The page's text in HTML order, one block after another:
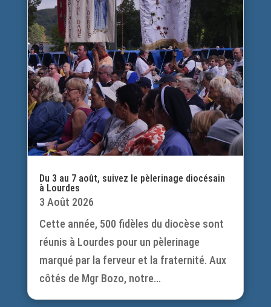
Du 3 au 7 août, suivez le pèlerinage diocésain
à Lourdes
3 Août 2026
Cette année, 500 fidèles du diocèse sont
réunis à Lourdes pour un pèlerinage
marqué par la ferveur et la fraternité. Aux
côtés de Mgr Bozo, notre...